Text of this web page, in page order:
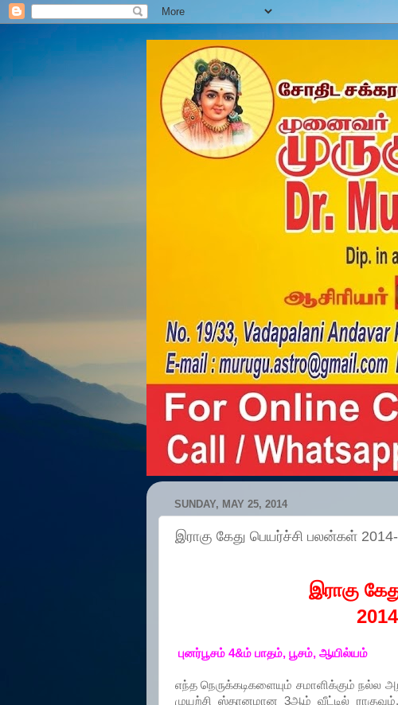
SUNDAY, MAY 25, 2014
இராகு கேது பெயர்ச்சி பலன்கள்
இராகு
புனர்பூசம் 4&ம் பாதம், பூசம், ஆயில்யம்
எந்த நெருக்கடிகளையும் சமாளிக்கும்
முயற்சி ஸ்தானமான 3ஆம் வீட்டில்